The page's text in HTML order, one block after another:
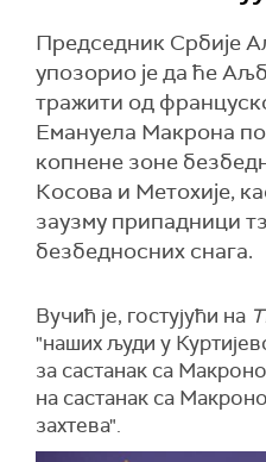
Председник Србије
упозорио је да ће
тражити од
Емануела Макрона
копнене зоне
Косова и Метохије,
заузму припадници
безбедносних снага.
Вучић је, гостујући на
"наших људи у
за састанак са
на састанак са
захтева".